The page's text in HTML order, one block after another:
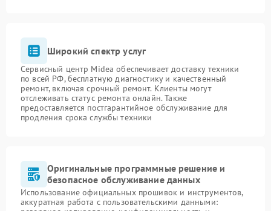
Широкий спектр услуг
Сервисный центр Midea обеспечивает доставку техники
по всей РФ, бесплатную диагностику и качественный
ремонт, включая срочный ремонт. Клиенты могут
отслеживать статус ремонта онлайн. Также
предоставляется постгарантийное обслуживание для
продления срока службы техники
Оригинальные программные решение и
безопасное обслуживание данных
Использование официальных прошивок и инструментов,
аккуратная работа с пользовательскими данными: